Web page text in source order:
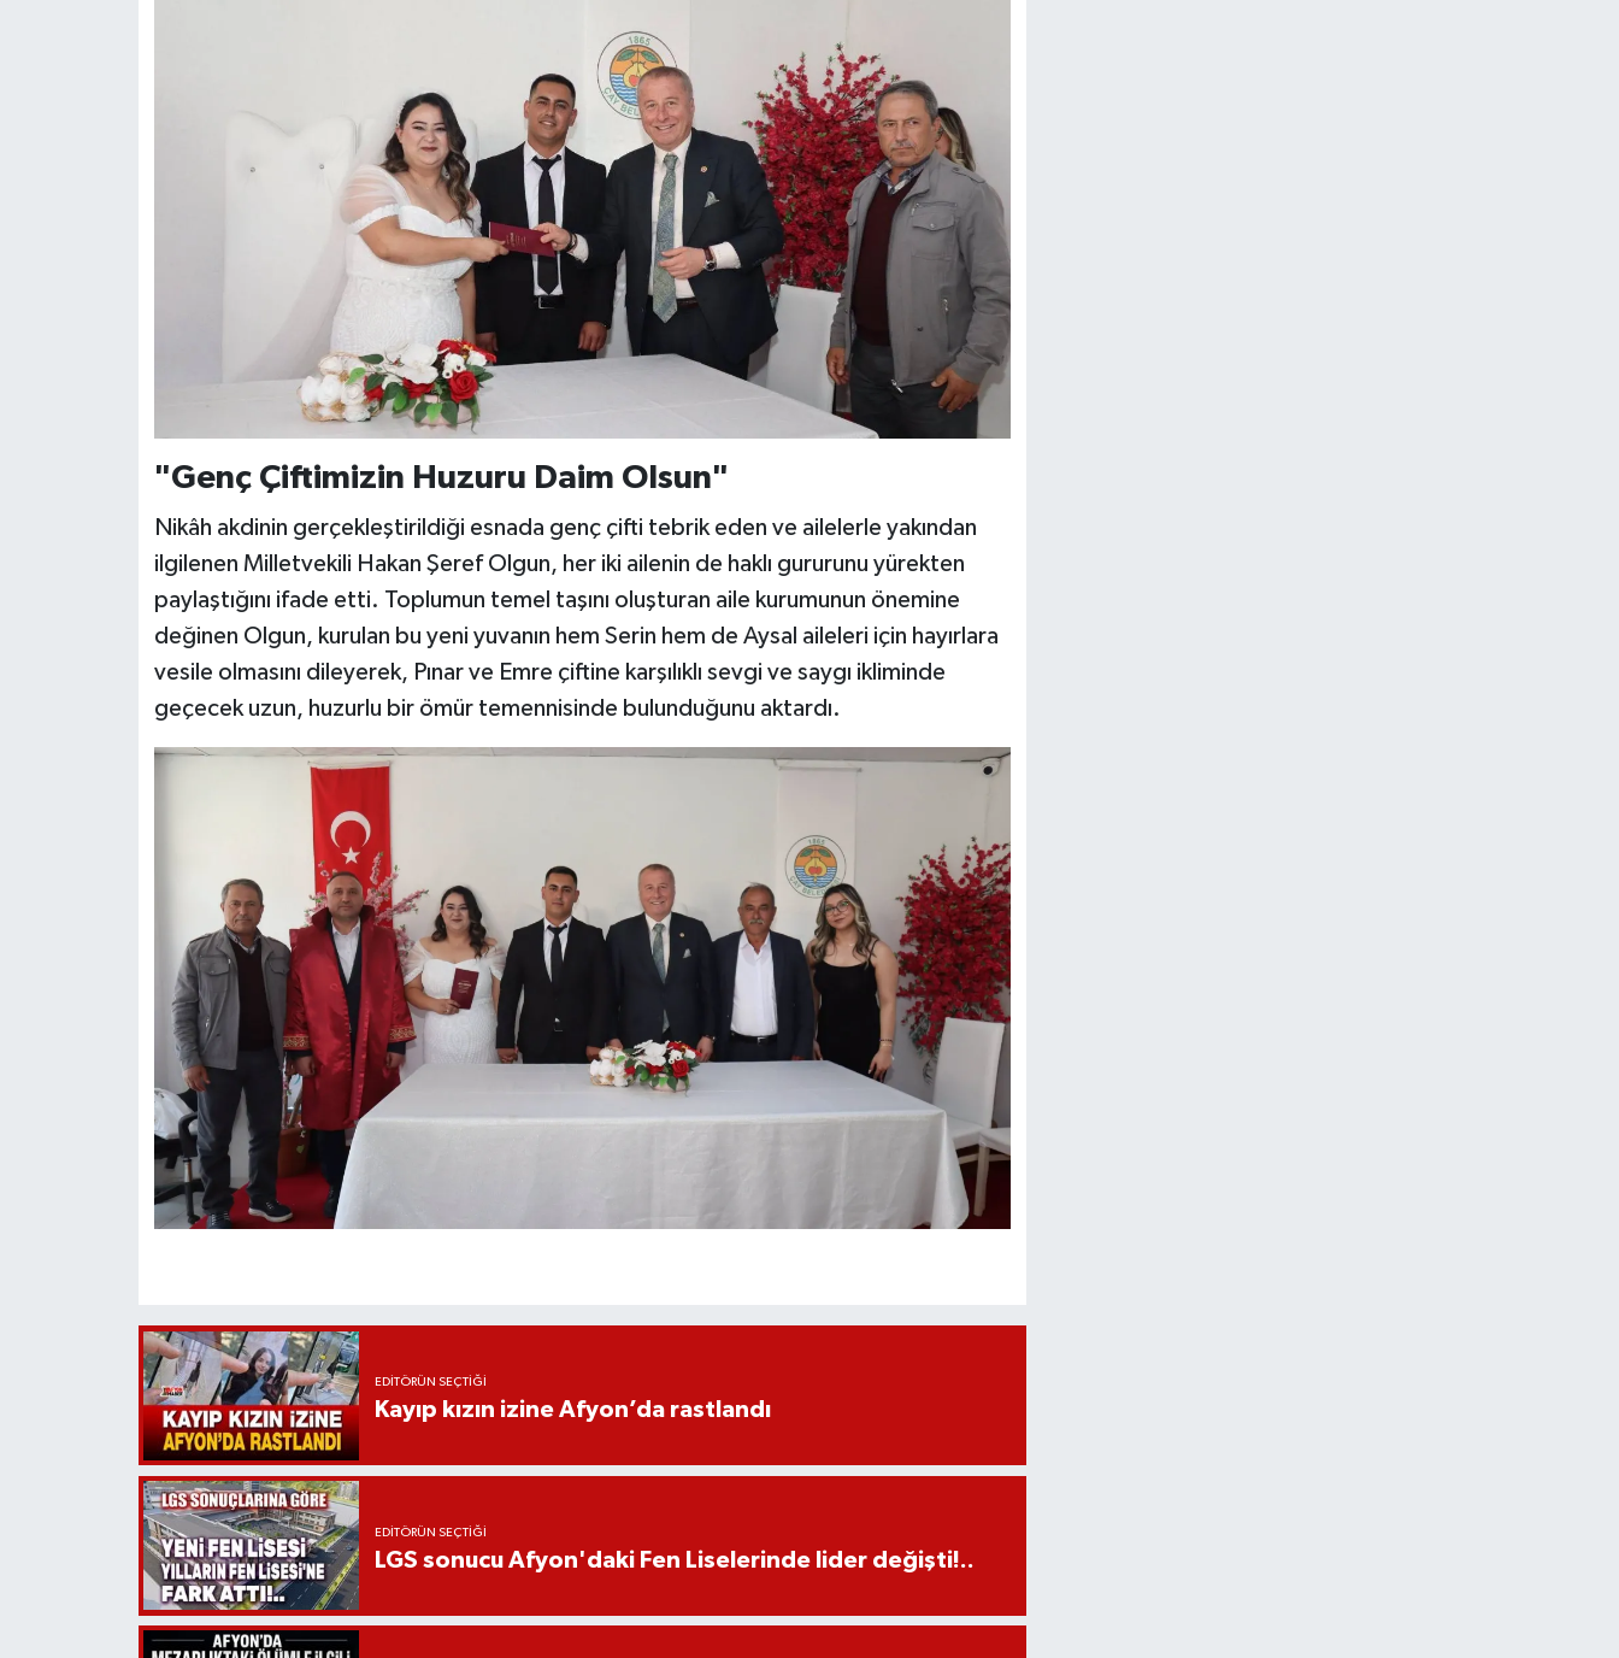
"Genç Çiftimizin Huzuru Daim Olsun"
Nikâh akdinin gerçekleştirildiği esnada genç çifti tebrik eden ve ailelerle yakından
ilgilenen Milletvekili Hakan Şeref Olgun, her iki ailenin de haklı gururunu yürekten
paylaştığını ifade etti. Toplumun temel taşını oluşturan aile kurumunun önemine
değinen Olgun, kurulan bu yeni yuvanın hem Serin hem de Aysal aileleri için hayırlara
vesile olmasını dileyerek, Pınar ve Emre çiftine karşılıklı sevgi ve saygı ikliminde
geçecek uzun, huzurlu bir ömür temennisinde bulunduğunu aktardı.
EDITÖRÜN SEÇTIĞI
Kayıp kızın izine Afyon’da rastlandı
EDITÖRÜN SEÇTIĞI
LGS sonucu Afyon'daki Fen Liselerinde lider değişti!..